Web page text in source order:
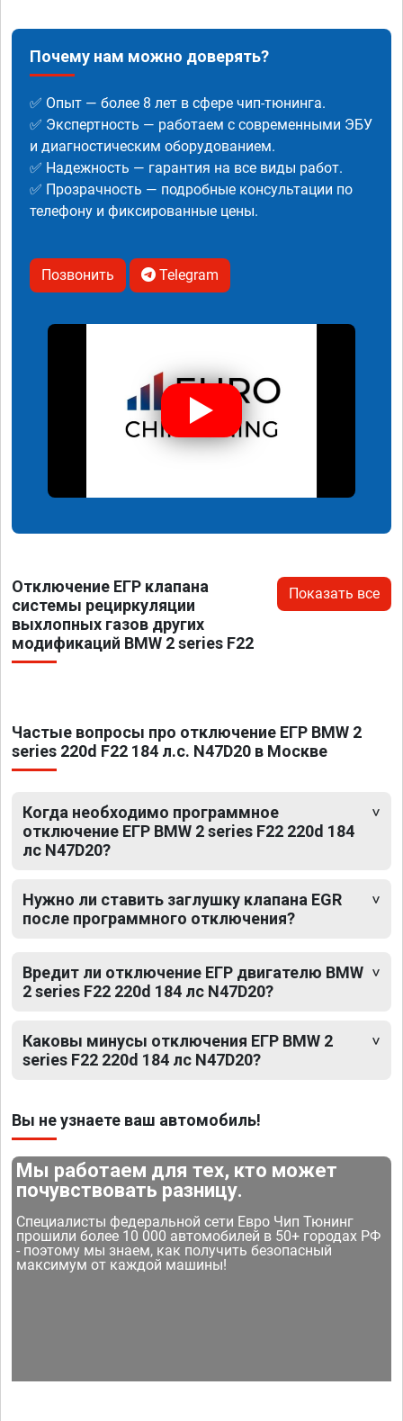
Почему нам можно доверять?
✅ Опыт — более 8 лет в сфере чип-тюнинга.
✅ Экспертность — работаем с современными ЭБУ
и диагностическим оборудованием.
✅ Надежность — гарантия на все виды работ.
✅ Прозрачность — подробные консультации по
телефону и фиксированные цены.
Позвонить Telegram
Отключение ЕГР клапана
системы рециркуляции
выхлопных газов других
модификаций BMW 2 series F22
Показать все
Частые вопросы про отключение ЕГР BMW 2
series 220d F22 184 л.с. N47D20 в Москве
Когда необходимо программное
отключение ЕГР BMW 2 series F22 220d 184
лс N47D20?
Нужно ли ставить заглушку клапана EGR
после программного отключения?
Вредит ли отключение ЕГР двигателю BMW
2 series F22 220d 184 лс N47D20?
Каковы минусы отключения ЕГР BMW 2
series F22 220d 184 лс N47D20?
Вы не узнаете ваш автомобиль!
Мы работаем для тех, кто может
почувствовать разницу.
Специалисты федеральной сети Евро Чип Тюнинг
прошили более 10 000 автомобилей в 50+ городах РФ
- поэтому мы знаем, как получить безопасный
максимум от каждой машины!